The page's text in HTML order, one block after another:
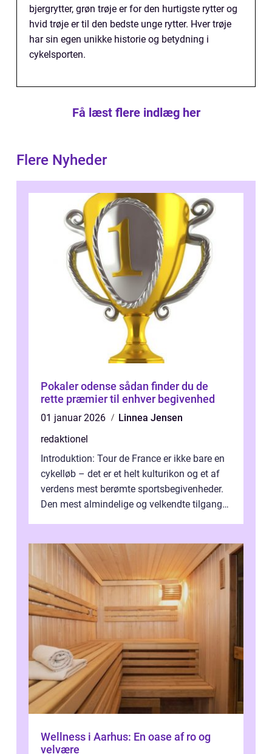
bjergrytter, grøn trøje er for den hurtigste rytter og
hvid trøje er til den bedste unge rytter. Hver trøje
har sin egen unikke historie og betydning i
cykelsporten.
Få læst flere indlæg her
Flere Nyheder
Pokaler odense sådan finder du de
rette præmier til enhver begivenhed
01 januar 2026
Linnea Jensen
redaktionel
Introduktion: Tour de France er ikke bare en
cykelløb – det er et helt kulturikon og et af
verdens mest berømte sportsbegivenheder.
Den mest almindelige og velkendte tilgang
Wellness i Aarhus: En oase af ro og
velvære